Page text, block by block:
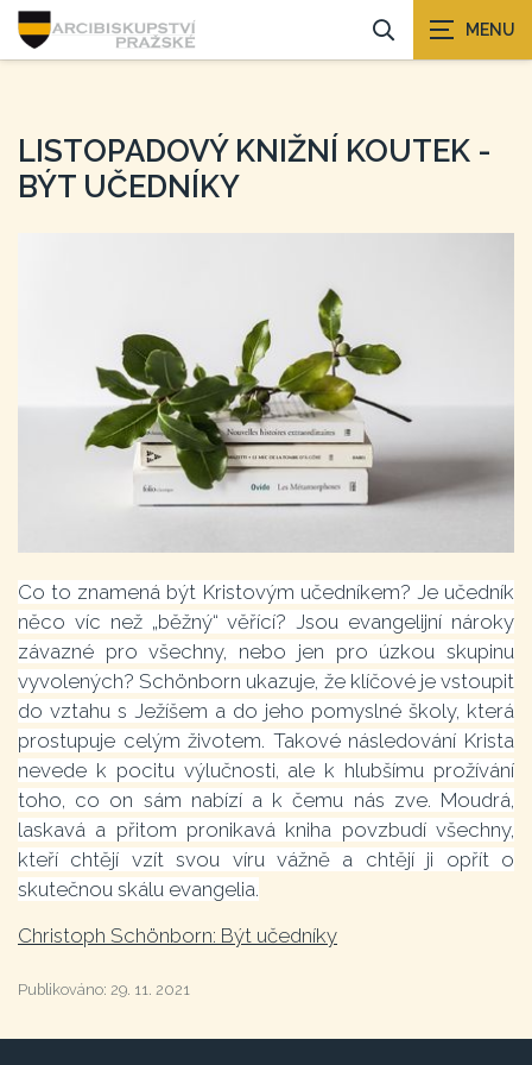
LISTOPADOVÝ KNIŽNÍ KOUTEK -
BÝT UČEDNÍKY
Co to znamená být Kristovým učedníkem? Je učedník
něco víc než „běžný“ věřící? Jsou evangelijní nároky
závazné pro všechny, nebo jen pro úzkou skupinu
vyvolených? Schönborn ukazuje, že klíčové je vstoupit
do vztahu s Ježíšem a do jeho pomyslné školy, která
prostupuje celým životem. Takové následování Krista
nevede k pocitu výlučnosti, ale k hlubšímu prožívání
toho, co on sám nabízí a k čemu nás zve. Moudrá,
laskavá a přitom pronikavá kniha povzbudí všechny,
kteří chtějí vzít svou víru vážně a chtějí ji opřít o
skutečnou skálu evangelia.
Christoph Schönborn: Být učedníky
Publikováno: 29. 11. 2021